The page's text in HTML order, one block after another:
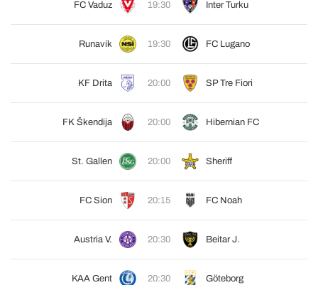
FC Vaduz 19:30 Inter Turku
Runavík 19:30 FC Lugano
KF Drita 20:00 SP Tre Fiori
FK Škendija 20:00 Hibernian FC
St. Gallen 20:00 Sheriff
FC Sion 20:15 FC Noah
Austria V. 20:30 Beitar J.
KAA Gent 20:30 Göteborg